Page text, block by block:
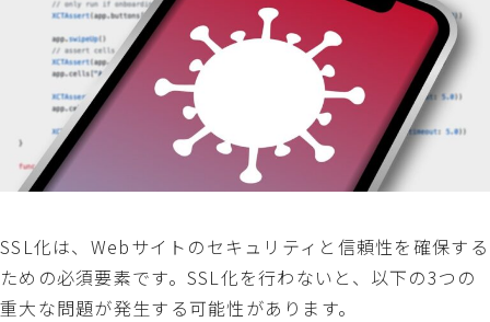
SSL化は、Webサイトのセキュリティと信頼性を確保する
ための必須要素です。SSL化を行わないと、以下の3つの
重大な問題が発生する可能性があります。